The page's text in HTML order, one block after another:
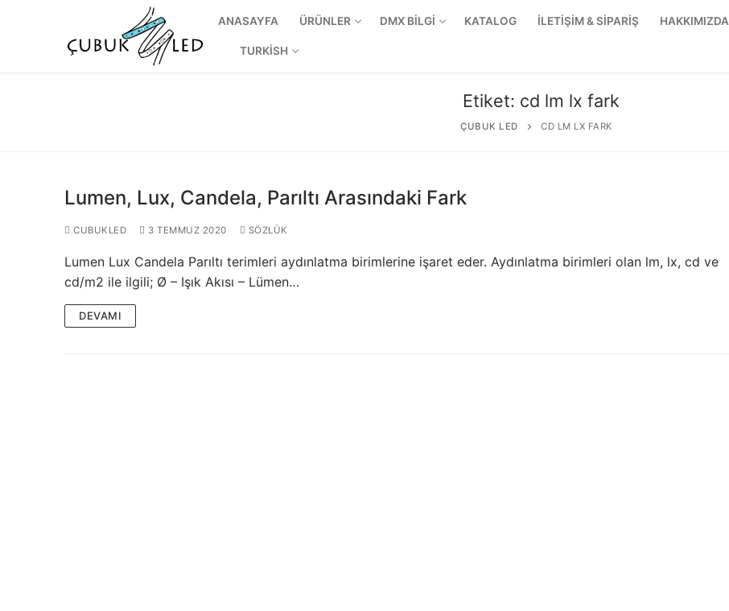
ANASAYFA ÜRÜNLER DMX BİLGİ KATALOG İLETİŞİM & SİPARİŞ HAKKIMIZDA
TURKISH
ANASAYFA
Etiket: cd lm lx fark
ÇUBUK LED CD LM LX FARK
Lumen, Lux, Candela, Parıltı Arasındaki Fark
CUBUKLED 3 TEMMUZ 2020 SÖZLÜK
Lumen Lux Candela Parıltı terimleri aydınlatma birimlerine işaret eder. Aydınlatma birimleri olan lm, lx, cd ve
cd/m2 ile ilgili; Ø – Işık Akısı – Lümen…
DEVAMI